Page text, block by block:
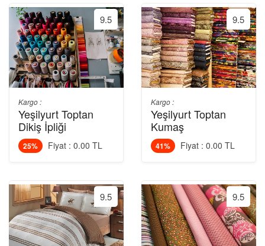
9.5
Kargo :
Yeşilyurt Toptan
Dikiş İpliği
25% Fiyat : 0.00 TL
9.5
9.5
Kargo :
Yeşilyurt Toptan
Kumaş
41% Fiyat : 0.00 TL
9.5